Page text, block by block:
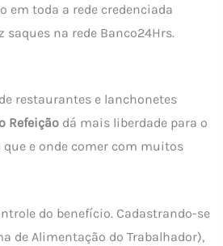
em toda a rede credenciada
saques na rede Banco24Hrs.
restaurantes e lanchonetes
Refeição dá mais liberdade para o
e onde comer com muitos
do benefício. Cadastrando-se
de Alimentação do Trabalhador),